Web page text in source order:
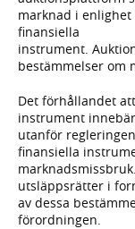
marknad i
finansiella
instrument.
bestämmelser om
Det förhållandet
instrument
utanför
finansiella
utsläppsrätter i
av dessa
förordningen.